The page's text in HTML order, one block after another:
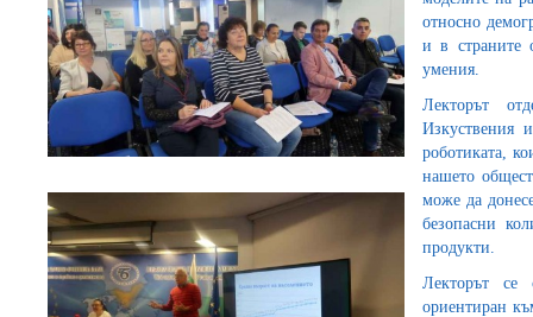
относно
и в
умения.
Лекторът
Изкуствения
роботиката,
нашето
може да
безопасни
продукти.
Лекторът се
ориентиран